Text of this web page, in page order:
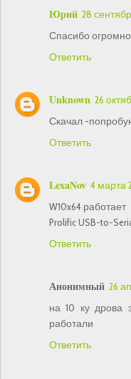
Юрий 28
Спасибо
Ответить
Unknown 26
Скачал -
Ответить
LexaNov 4 марта
W10x64 работает
Prolific USB-to-
Ответить
Анонимный 26
на 10 ку дрова
работали
Ответить